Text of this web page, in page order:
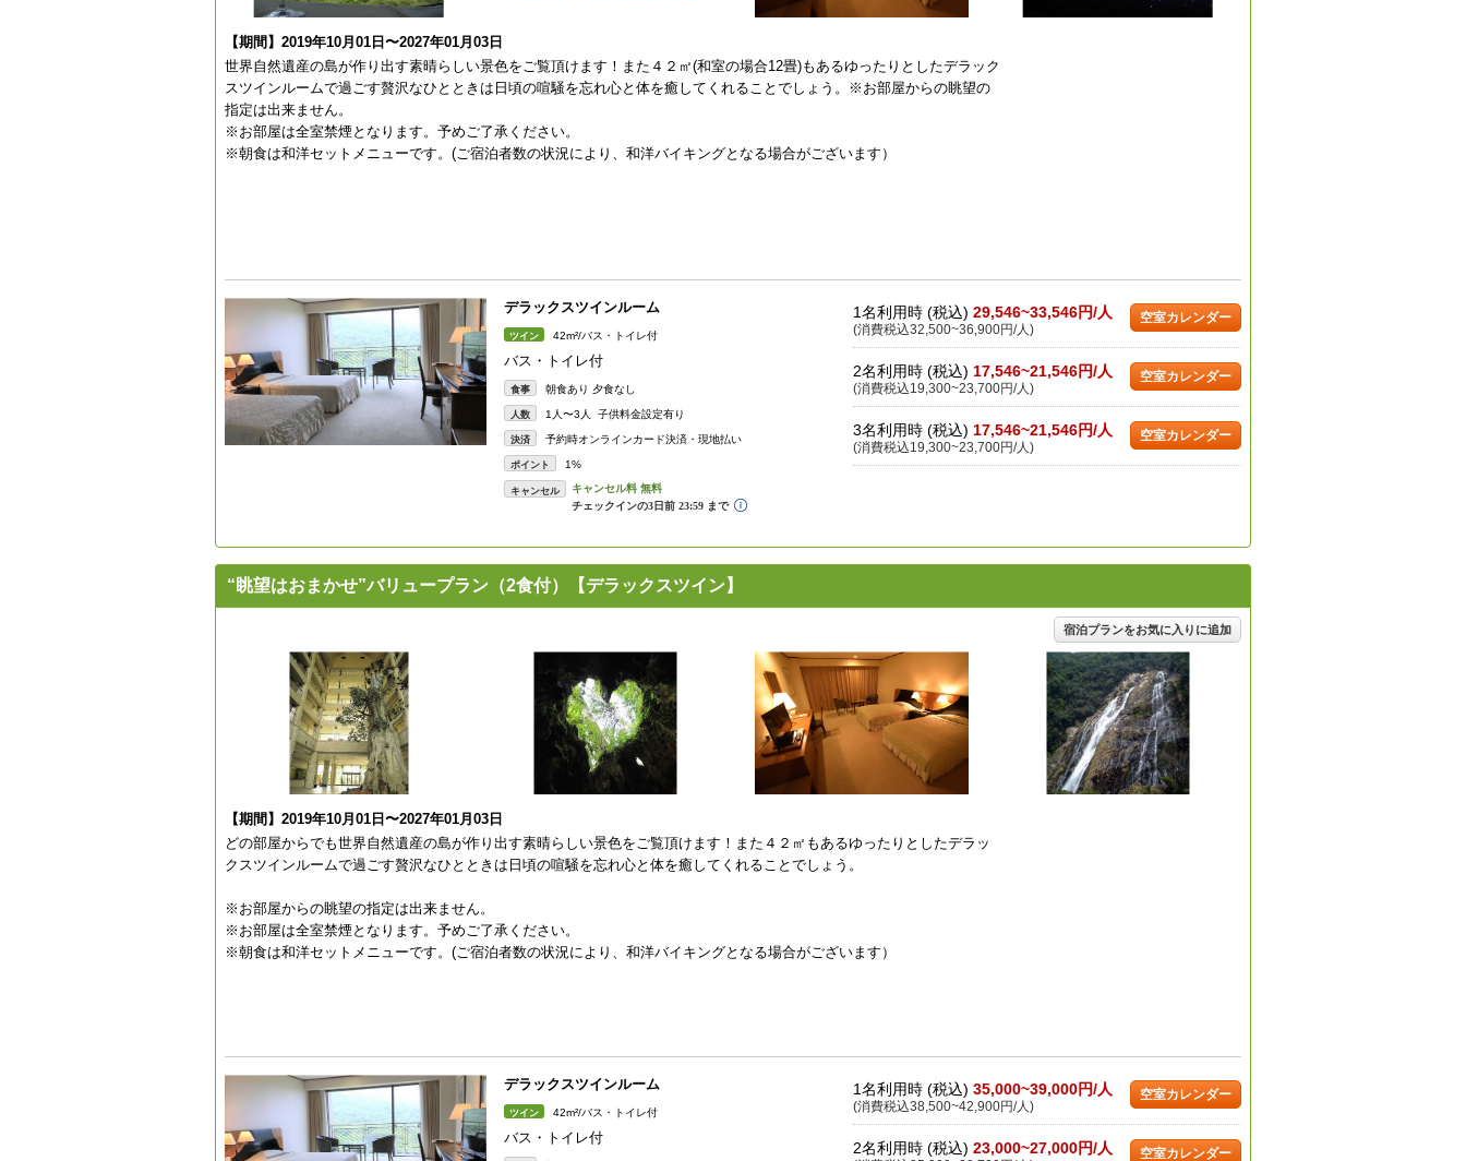
【期間】2019年10月01日〜2027年01月03日
世界自然遺産の島が作り出す素晴らしい景色をご覧頂けます！また４２㎡(和室の場合12畳)もあるゆったりとしたデラック
スツインルームで過ごす贅沢なひとときは日頃の喧騒を忘れ心と体を癒してくれることでしょう。※お部屋からの眺望の
指定は出来ません。
※お部屋は全室禁煙となります。予めご了承ください。
※朝食は和洋セットメニューです。(ご宿泊者数の状況により、和洋バイキングとなる場合がございます）
デラックスツインルーム
ツイン 42m²/バス・トイレ付
バス・トイレ付
食事 朝食あり 夕食なし
人数 1人〜3人 子供料金設定有り
決済 予約時オンラインカード決済・現地払い
ポイント 1%
キャンセル
1名利用時 (税込) 29,546~33,546円/人
(消費税込32,500~36,900円/人)
空室カレンダー
2名利用時 (税込) 17,546~21,546円/人
(消費税込19,300~23,700円/人)
空室カレンダー
3名利用時 (税込) 17,546~21,546円/人
(消費税込19,300~23,700円/人)
空室カレンダー
“眺望はおまかせ”バリュープラン（2食付）【デラックスツイン】
宿泊プランをお気に入りに追加
【期間】2019年10月01日〜2027年01月03日
どの部屋からでも世界自然遺産の島が作り出す素晴らしい景色をご覧頂けます！また４２㎡もあるゆったりとしたデラッ
クスツインルームで過ごす贅沢なひとときは日頃の喧騒を忘れ心と体を癒してくれることでしょう。
※お部屋からの眺望の指定は出来ません。
※お部屋は全室禁煙となります。予めご了承ください。
※朝食は和洋セットメニューです。(ご宿泊者数の状況により、和洋バイキングとなる場合がございます）
デラックスツインルーム
ツイン 42m²/バス・トイレ付
バス・トイレ付
1名利用時 (税込) 35,000~39,000円/人
(消費税込38,500~42,900円/人)
空室カレンダー
2名利用時 (税込) 23,000~27,000円/人 空室カレンダー